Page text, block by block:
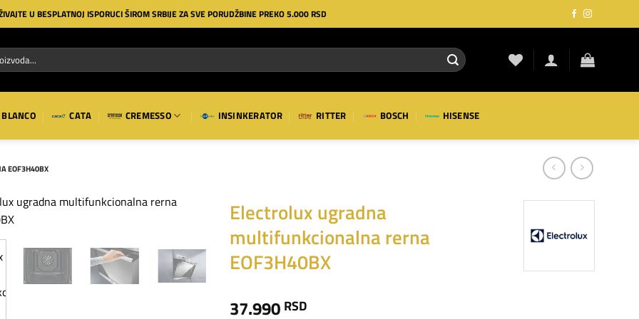
U BESPLATNOJ ISPORUCI ŠIROM SRBIJE ZA SVE PORUDŽBINE PREKO 5.000 RSD
BLANCO CATA CREMESSO INSINKERATOR RITTER BOSCH HISENSE
EOF3H40BX
na
listu
želja
Electrolux ugradna
multifunkcionalna rerna
EOF3H40BX
37.990 RSD